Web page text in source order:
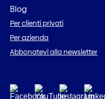
Blog
Per clienti privati
Per azienda
Abbonatevi alla newsletter